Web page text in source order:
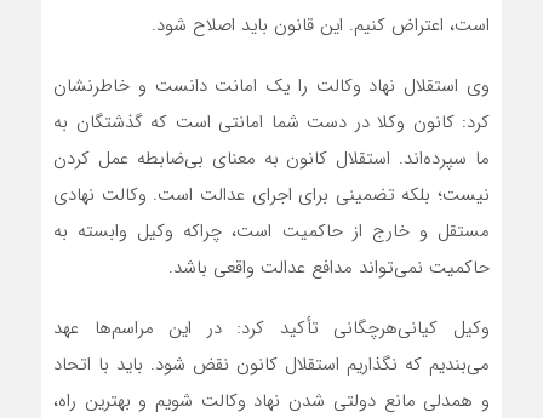
است، اعتراض کنیم. این قانون باید اصلاح شود.
وی استقلال نهاد وکالت را یک امانت دانست و خاطرنشان
کرد: کانون وکلا در دست شما امانتی است که گذشتگان به
ما سپرده‌اند. استقلال کانون به معنای بی‌ضابطه عمل کردن
نیست؛ بلکه تضمینی برای اجرای عدالت است. وکالت نهادی
مستقل و خارج از حاکمیت است، چراکه وکیل وابسته به
حاکمیت نمی‌تواند مدافع عدالت واقعی باشد.
وکیل کیانی‌هرچگانی تأکید کرد: در این مراسم‌ها عهد
می‌بندیم که نگذاریم استقلال کانون نقض شود. باید با اتحاد
و همدلی مانع دولتی شدن نهاد وکالت شویم و بهترین راه،